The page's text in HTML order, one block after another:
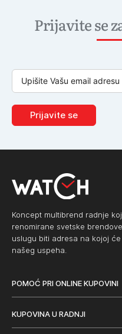
Prijavite se
Prijavite se
Koncept multibrend radnje
renomirane svetske
uslugu biti adresa na kojoj
našeg uspeha.
POMOĆ PRI ONLINE KUPOVINI
KUPOVINA U RADNJI